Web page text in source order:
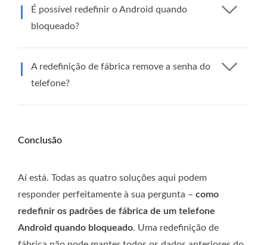
É possível redefinir o Android quando
bloqueado?
A redefinição de fábrica remove a senha do
telefone?
Conclusão
Aí está. Todas as quatro soluções aqui podem
responder perfeitamente à sua pergunta – como
redefinir os padrões de fábrica de um telefone
Android quando bloqueado. Uma redefinição de